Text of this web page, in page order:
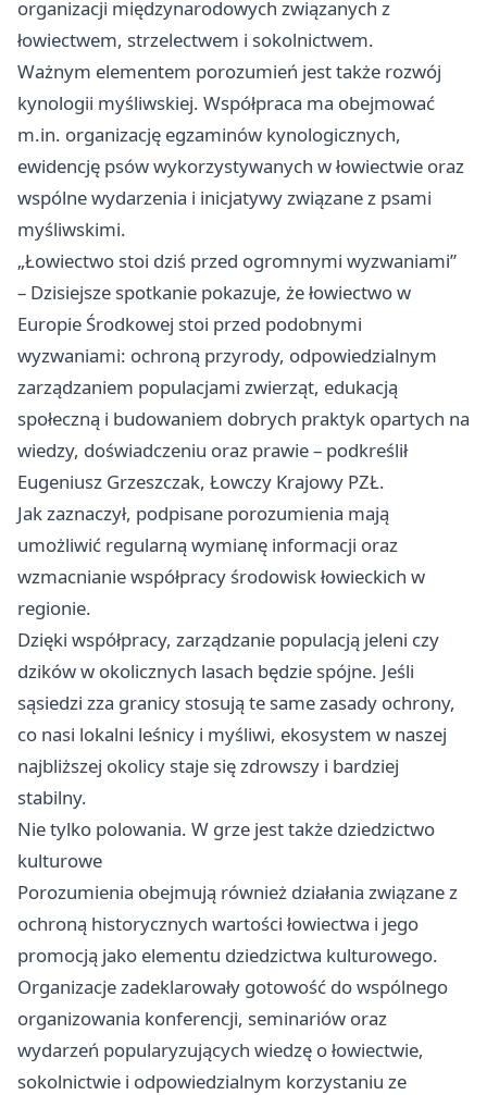
organizacji międzynarodowych związanych z
łowiectwem, strzelectwem i sokolnictwem.
Ważnym elementem porozumień jest także rozwój
kynologii myśliwskiej. Współpraca ma obejmować
m.in. organizację egzaminów kynologicznych,
ewidencję psów wykorzystywanych w łowiectwie oraz
wspólne wydarzenia i inicjatywy związane z psami
myśliwskimi.
„Łowiectwo stoi dziś przed ogromnymi wyzwaniami”
– Dzisiejsze spotkanie pokazuje, że łowiectwo w
Europie Środkowej stoi przed podobnymi
wyzwaniami: ochroną przyrody, odpowiedzialnym
zarządzaniem populacjami zwierząt, edukacją
społeczną i budowaniem dobrych praktyk opartych na
wiedzy, doświadczeniu oraz prawie – podkreślił
Eugeniusz Grzeszczak, Łowczy Krajowy PZŁ.
Jak zaznaczył, podpisane porozumienia mają
umożliwić regularną wymianę informacji oraz
wzmacnianie współpracy środowisk łowieckich w
regionie.
Dzięki współpracy, zarządzanie populacją jeleni czy
dzików w okolicznych lasach będzie spójne. Jeśli
sąsiedzi zza granicy stosują te same zasady ochrony,
co nasi lokalni leśnicy i myśliwi, ekosystem w naszej
najbliższej okolicy staje się zdrowszy i bardziej
stabilny.
Nie tylko polowania. W grze jest także dziedzictwo
kulturowe
Porozumienia obejmują również działania związane z
ochroną historycznych wartości łowiectwa i jego
promocją jako elementu dziedzictwa kulturowego.
Organizacje zadeklarowały gotowość do wspólnego
organizowania konferencji, seminariów oraz
wydarzeń popularyzujących wiedzę o łowiectwie,
sokolnictwie i odpowiedzialnym korzystaniu ze